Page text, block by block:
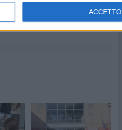
ACCETTO
Festa patronale, il programma
completo di venerdì 7 agosto